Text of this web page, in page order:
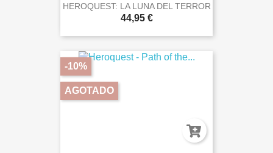
HEROQUEST: LA LUNA DEL TERROR
44,95 €
-10%
AGOTADO